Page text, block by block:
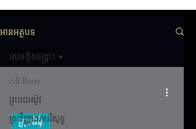
អានអត្ថបទ
All Posts
ព្រះយេស៊ូវ
ព្រះវិញ្ញាណបរិសុទ្ធ
សេចក្តីសង្រ្គោះ
ក្រុមជំនុំ